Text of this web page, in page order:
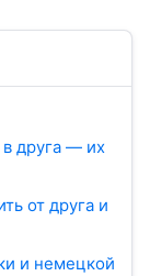
друга — их
от друга и
и немецкой